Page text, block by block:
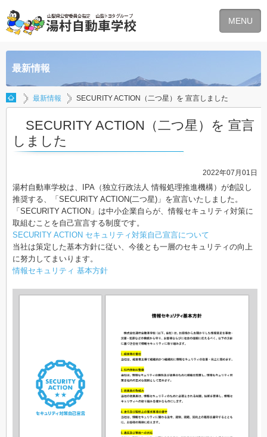
MENU
最新情報
最新情報 SECURITY ACTION（二つ星）を 宣言しました
SECURITY ACTION（二つ星）を 宣言
しました
2022年07月01日
湯村自動車学校は、IPA（独立行政法人 情報処理推進機構）が創設し
推奨する、「SECURITY ACTION(二つ星)」を宣言いたしました。
「SECURITY ACTION」は中小企業自らが、情報セキュリティ対策に
取組むことを自己宣言する制度です。
SECURITY ACTION セキュリティ対策自己宣言について
当社は策定した基本方針に従い、今後とも一層のセキュリティの向上
に努力してまいります。
情報セキュリティ 基本方針